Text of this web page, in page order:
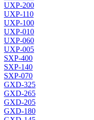
UXP-200
UXP-110
UXP-100
UXP-010
UXP-060
UXP-005
SXP-400
SXP-140
SXP-070
GXD-325
GXD-265
GXD-205
GXD-180